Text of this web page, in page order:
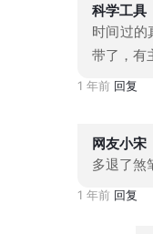
科学工具
时间过的
带了，有
1 年前 回复
网友小宋
多退了煞
1 年前 回复